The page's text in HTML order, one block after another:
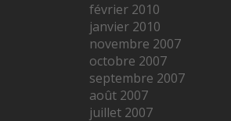
février 2010
janvier 2010
novembre 2007
octobre 2007
septembre 2007
août 2007
juillet 2007